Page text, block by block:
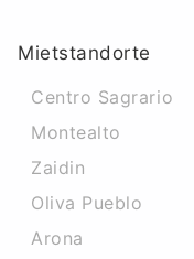
Mietstandorte
Centro Sagrario
Montealto
Zaidin
Oliva Pueblo
Arona